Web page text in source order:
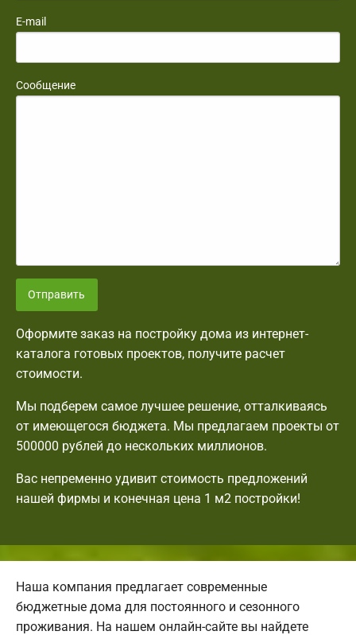
E-mail
Сообщение
Отправить
Оформите заказ на постройку дома из интернет-
каталога готовых проектов, получите расчет
стоимости.
Мы подберем самое лучшее решение, отталкиваясь
от имеющегося бюджета. Мы предлагаем проекты от
500000 рублей до нескольких миллионов.
Вас непременно удивит стоимость предложений
нашей фирмы и конечная цена 1 м2 постройки!
Наша компания предлагает современные
бюджетные дома для постоянного и сезонного
проживания. На нашем онлайн-сайте вы найдете